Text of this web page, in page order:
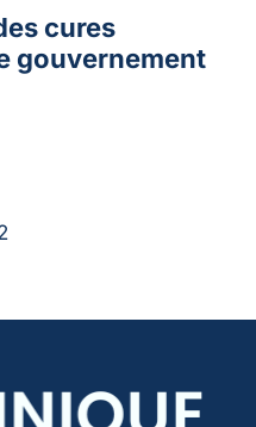
cures
gouvernement